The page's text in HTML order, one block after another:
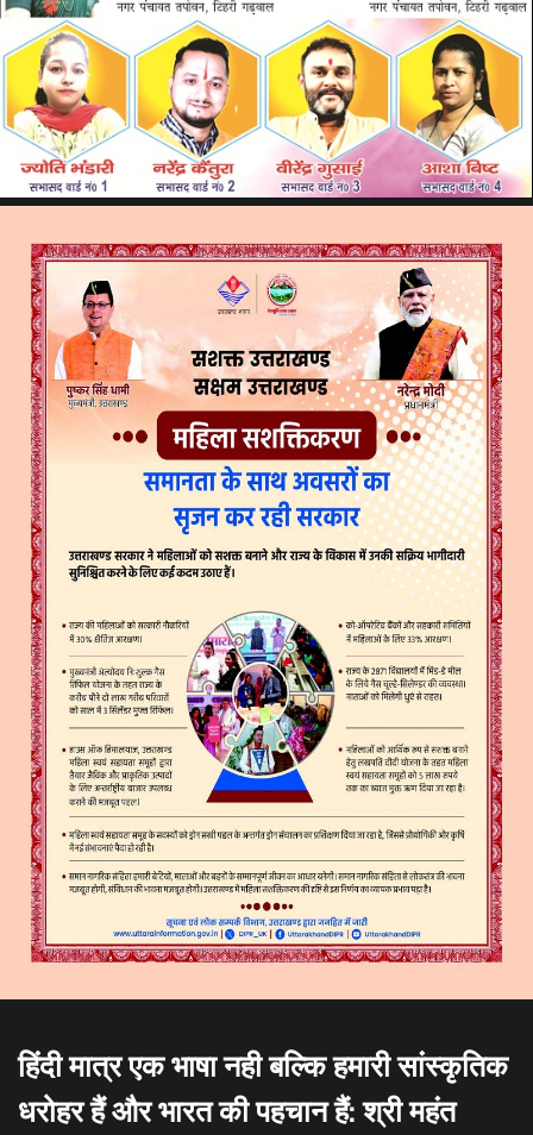
हिंदी मात्र एक भाषा नही बल्कि हमारी सांस्कृतिक
धरोहर हैं और भारत की पहचान हैं: श्री महंत